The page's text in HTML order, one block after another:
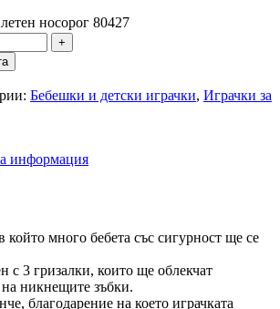
носорог 80427
Бебешки и детски играчки, Играчки за
информация
който много бебета със сигурност ще се
с 3 гризалки, които ще облекчат
никнещите зъбки.
благодарение на което играчката